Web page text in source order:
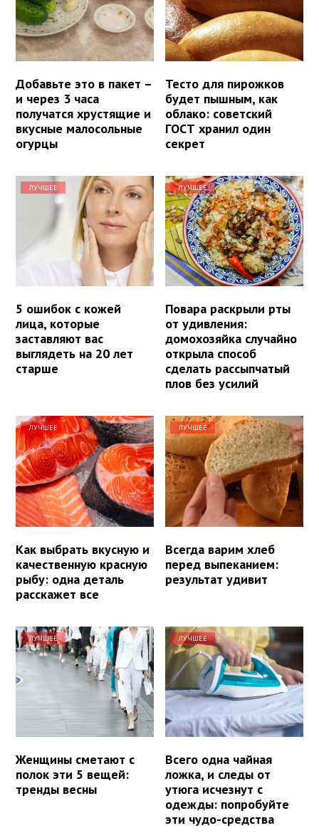
Добавьте это в пакет –
и через 3 часа
получатся хрустящие и
вкусные малосольные
огурцы
Тесто для пирожков
будет пышным, как
облако: советский
ГОСТ хранил один
секрет
ЛУЧШЕЕ
5 ошибок с кожей
лица, которые
заставляют вас
выглядеть на 20 лет
старше
ЛУЧШЕЕ
Повара раскрыли рты
от удивления:
домохозяйка случайно
открыла способ
сделать рассыпчатый
плов без усилий
ЛУЧШЕЕ
Как выбрать вкусную и
качественную красную
рыбу: одна деталь
расскажет все
ЛУЧШЕЕ
Всегда варим хлеб
перед выпеканием:
результат удивит
ЛУЧШЕЕ
Женщины сметают с
полок эти 5 вещей:
тренды весны
ЛУЧШЕЕ
Всего одна чайная
ложка, и следы от
утюга исчезнут с
одежды: попробуйте
эти чудо-средства